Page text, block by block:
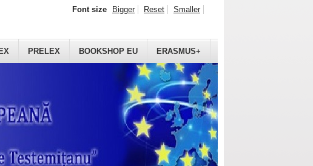
PRELEX BOOKSHOP EU ERASMUS+
Font size Bigger Reset Smaller